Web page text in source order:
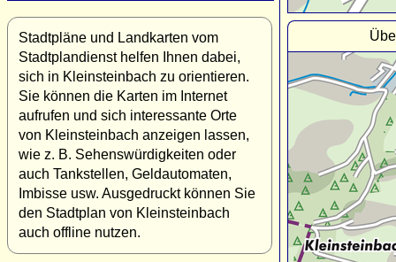
Stadtpläne und Landkarten vom
Stadtplandienst helfen Ihnen dabei,
sich in Kleinsteinbach zu orientieren.
Sie können die Karten im Internet
aufrufen und sich interessante Orte
von Kleinsteinbach anzeigen lassen,
wie z. B. Sehenswürdigkeiten oder
auch Tankstellen, Geldautomaten,
Imbisse usw. Ausgedruckt können Sie
den Stadtplan von Kleinsteinbach
auch offline nutzen.